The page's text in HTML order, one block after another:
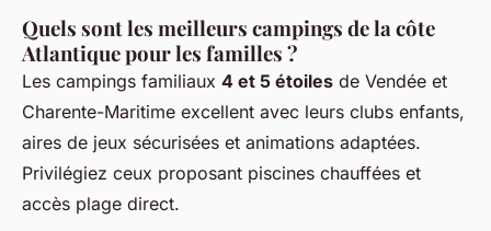
Quels sont les meilleurs campings de la côte
Atlantique pour les familles ?
Les campings familiaux 4 et 5 étoiles de Vendée et
Charente-Maritime excellent avec leurs clubs enfants,
aires de jeux sécurisées et animations adaptées.
Privilégiez ceux proposant piscines chauffées et
accès plage direct.